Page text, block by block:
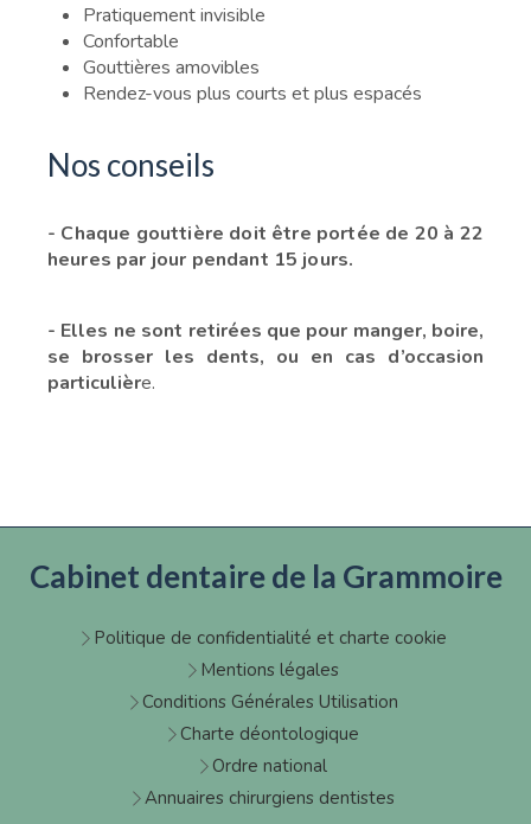
Pratiquement invisible
Confortable
Gouttières amovibles
Rendez-vous plus courts et plus espacés
Nos conseils
- Chaque gouttière doit être portée de 20 à 22
heures par jour pendant 15 jours.
- Elles ne sont retirées que pour manger, boire,
se brosser les dents, ou en cas d’occasion
particulière.
Cabinet dentaire de la Grammoire
Politique de confidentialité et charte cookie
Mentions légales
Conditions Générales Utilisation
Charte déontologique
Ordre national
Annuaires chirurgiens dentistes